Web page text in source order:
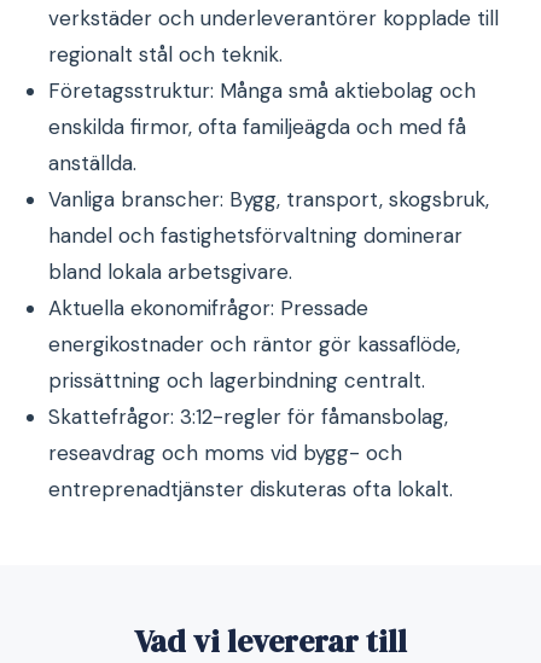
verkstäder och underleverantörer kopplade till
regionalt stål och teknik.
Företagsstruktur: Många små aktiebolag och
enskilda firmor, ofta familjeägda och med få
anställda.
Vanliga branscher: Bygg, transport, skogsbruk,
handel och fastighetsförvaltning dominerar
bland lokala arbetsgivare.
Aktuella ekonomifrågor: Pressade
energikostnader och räntor gör kassaflöde,
prissättning och lagerbindning centralt.
Skattefrågor: 3:12-regler för fåmansbolag,
reseavdrag och moms vid bygg- och
entreprenadtjänster diskuteras ofta lokalt.
Vad vi levererar till